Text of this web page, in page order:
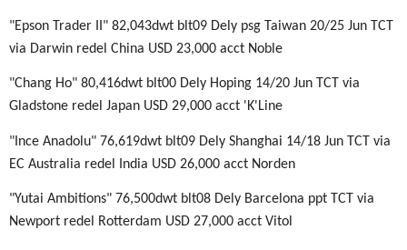
"Epson Trader II" 82,043dwt blt09 Dely psg Taiwan 20/25 Jun TCT
via Darwin redel China USD 23,000 acct Noble
"Chang Ho" 80,416dwt blt00 Dely Hoping 14/20 Jun TCT via
Gladstone redel Japan USD 29,000 acct 'K'Line
"Ince Anadolu" 76,619dwt blt09 Dely Shanghai 14/18 Jun TCT via
EC Australia redel India USD 26,000 acct Norden
"Yutai Ambitions" 76,500dwt blt08 Dely Barcelona ppt TCT via
Newport redel Rotterdam USD 27,000 acct Vitol